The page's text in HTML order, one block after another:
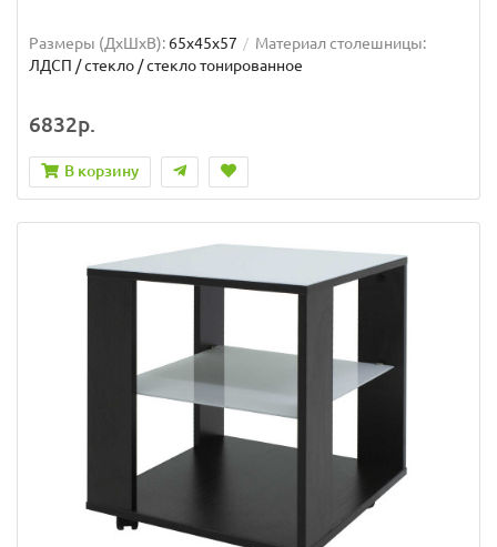
Размеры (ДхШxВ): 65х45х57
Материал столешницы:
ЛДСП / стекло / стекло тонированное
6832р.
В корзину